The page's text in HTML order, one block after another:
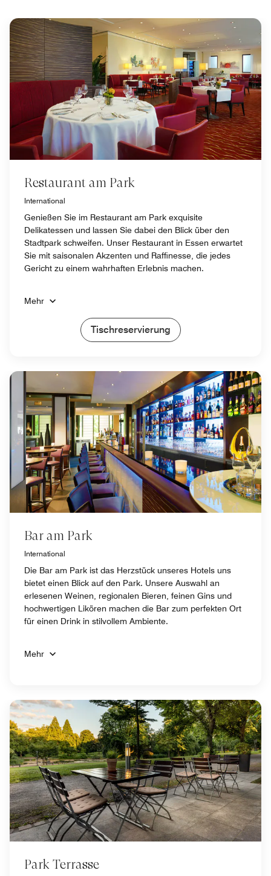
Restaurant am Park
International
Genießen Sie im Restaurant am Park exquisite
Delikatessen und lassen Sie dabei den Blick über den
Stadtpark schweifen. Unser Restaurant in Essen erwartet
Sie mit saisonalen Akzenten und Raffinesse, die jedes
Gericht zu einem wahrhaften Erlebnis machen.
Mehr
Tischreservierung
Bar am Park
International
Die Bar am Park ist das Herzstück unseres Hotels uns
bietet einen Blick auf den Park. Unsere Auswahl an
erlesenen Weinen, regionalen Bieren, feinen Gins und
hochwertigen Likören machen die Bar zum perfekten Ort
für einen Drink in stilvollem Ambiente.
Mehr
Park Terrasse